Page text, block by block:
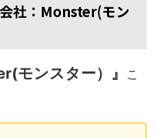
社：Monster(モン
モンスター）』
こ